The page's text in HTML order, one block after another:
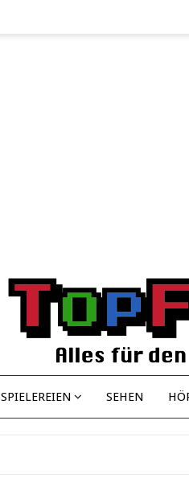
SPIELEREIEN SEHEN